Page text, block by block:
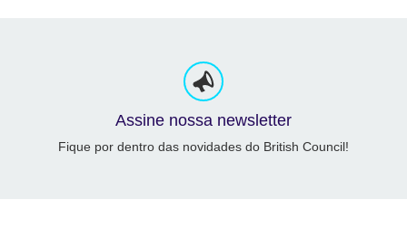
Assine nossa newsletter
Fique por dentro das novidades do British Council!